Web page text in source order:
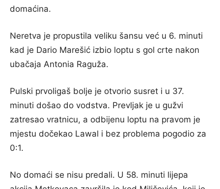
domaćina.
Neretva je propustila veliku šansu već u 6. minuti
kad je Dario Marešić izbio loptu s gol crte nakon
ubačaja Antonia Raguža.
Pulski prvoligaš bolje je otvorio susret i u 37.
minuti došao do vodstva. Prevljak je u gužvi
zatresao vratnicu, a odbijenu loptu na pravom je
mjestu dočekao Lawal i bez problema pogodio za
0:1.
No domaći se nisu predali. U 58. minuti lijepa